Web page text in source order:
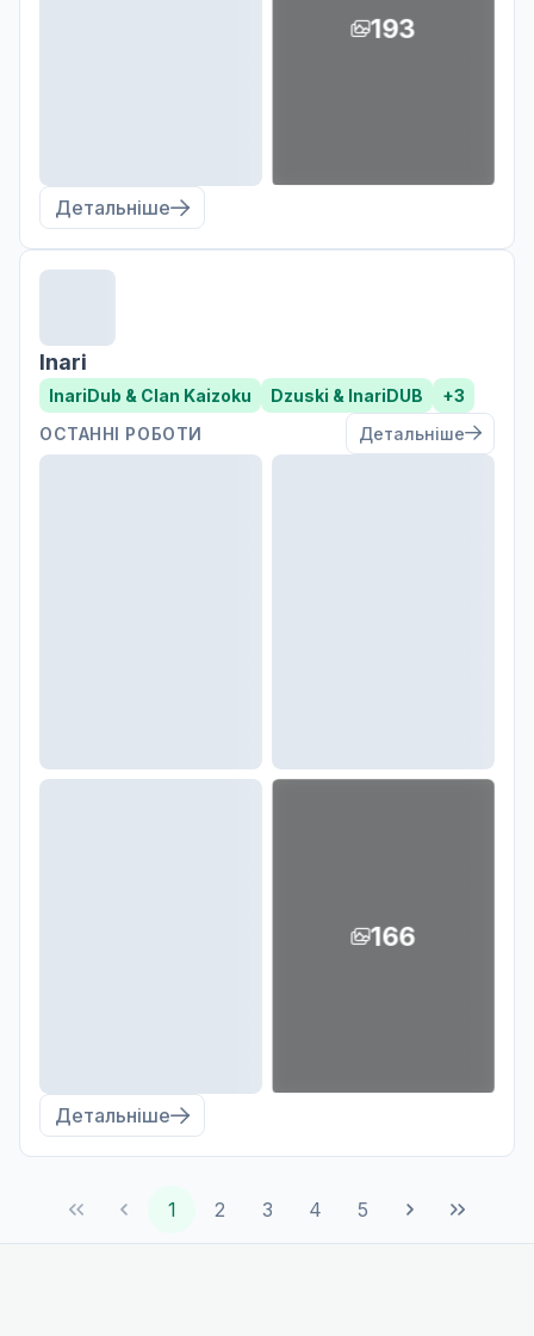
193
Детальніше
Inari
InariDub & Clan Kaizoku Dzuski & InariDUB
+3
ОСТАННІ РОБОТИ
Детальніше
166
Детальніше
1 2 3 4 5